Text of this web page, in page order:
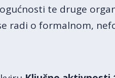
te druge
radi o formalnom,